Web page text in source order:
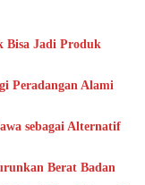
Bisa Jadi Produk
Peradangan Alami
sebagai Alternatif
Berat Badan